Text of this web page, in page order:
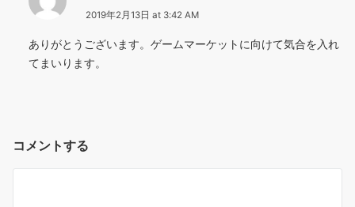
2019年2月13日 at 3:42 AM
ありがとうございます。ゲームマーケットに向けて気合を入れ
てまいります。
コメントする